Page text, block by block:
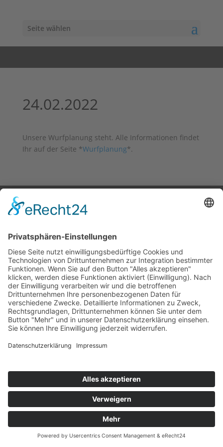
Seite wählen
24.02.2022
Unsere Wurfplanung steht. Alle Informationen findet
Ihr auf der Seite *Wurfplanung*.
DATENSCHUTZERKLÄRUNG
© 2009 - 2026 Texte & Bilder H. & B. Lindemann | all
rights reserved
Webdesign by GriPuWebFee